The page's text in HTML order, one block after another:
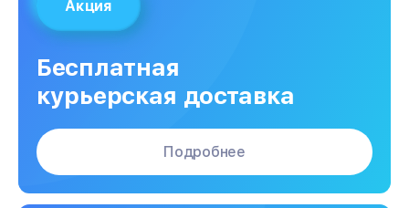
Акция
Бесплатная
курьерская доставка
Подробнее